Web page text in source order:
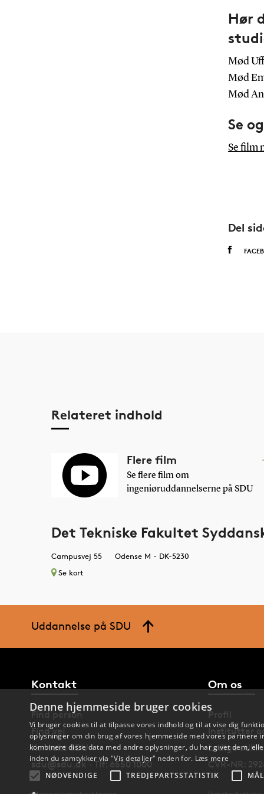
Hør
Mød
Mød
Mød
Se
Se film
Del
Relateret indhold
Flere film
Se flere film om
ingeniøruddannelserne på SDU
Det Tekniske Fakultet
Campusvej 55
Odense M - DK-5230
Se kort
Uddannelse på SDU
Kontakt
Find person
Find vej
Kontakt SDU
sdu@sdu.dk · Tlf: 6550 1000
Om os
Profil
Institutter
Ledige
CVR-NR:
Denne hjemmeside bruger cookies
Vi bruger cookies til at tilpasse vores indhold og til at vise dig
oplysninger om din brug af vores hjemmeside med vores
kombinere disse data med andre oplysninger, du har givet dem,
inden du samtykker via "Vis detaljer" neden for. Læs mere
NØDVENDIGE
TREDJEPARTSSTATISTIK